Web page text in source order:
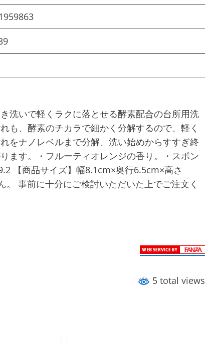
洗いで軽くラクに落とせる酵素配合の台所用洗
も、酵素のチカラで細かく分解するので、軽く
をナノレベルまで分解、洗い始めからすすぎ終
ます。・フルーティオレンジの香り。・スポン
【商品サイズ】幅8.1cm×奥行6.5cm×高さ
事前に十分にご検討いただいた上でご注文く
5 total views